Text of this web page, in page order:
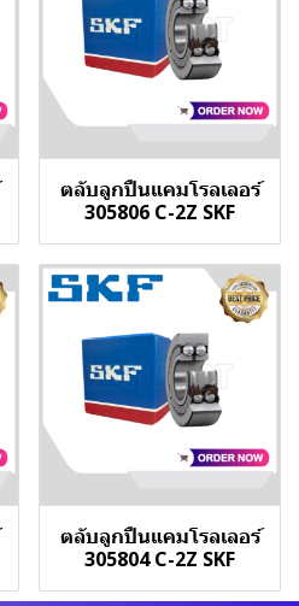
ตลับลูกปืนแคมโรลเลอร์
305806 C-2Z SKF
ตลับลูกปืนแคมโรลเลอร์
305804 C-2Z SKF